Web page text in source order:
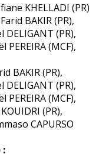
KHELLADI (PR)
Farid BAKIR (PR),
DELIGANT (PR),
PEREIRA (MCF),
BAKIR (PR),
DELIGANT (PR),
PEREIRA (MCF),
(PR),
CAPURSO
: